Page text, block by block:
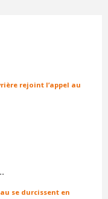
rejoint l’appel au
se durcissent en